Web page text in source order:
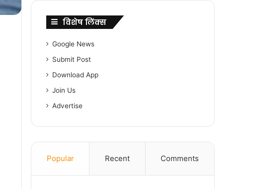
विशेष लिंक्स
Google News
Submit Post
Download App
Join Us
Advertise
Popular Recent Comments